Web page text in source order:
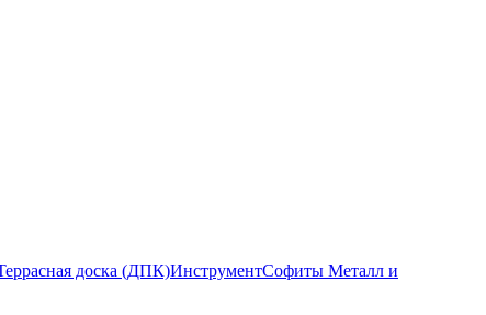
доска (ДПК)ИнструментСофиты Металл и